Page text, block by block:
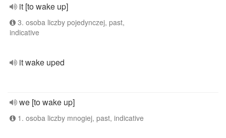
it [to wake up]
3. osoba liczby pojedynczej, past,
indicative
it wake uped
we [to wake up]
1. osoba liczby mnogiej, past, indicative